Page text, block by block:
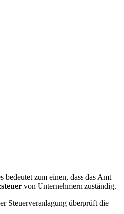
zum einen, dass das Amt
von Unternehmern zuständig.
Steuerveranlagung überprüft die